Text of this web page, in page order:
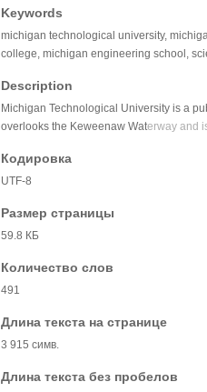
Keywords
michigan technological university,
college, michigan engineering school,
Description
Michigan Technological University is a
overlooks the Keweenaw Waterway and
Кодировка
UTF-8
Размер страницы
59.8 КБ
Количество слов
491
Длина текста на странице
3 915 симв.
Длина текста без пробелов